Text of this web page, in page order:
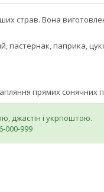
страв. Вона
пастернак, паприка,
прямих сонячних
джастін і укрпоштою.
000-999